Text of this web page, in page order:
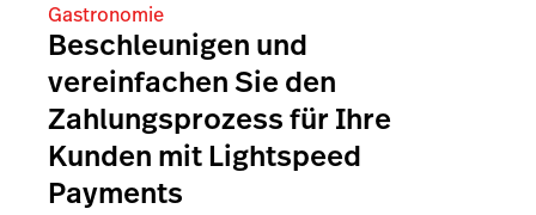
Gastronomie
Beschleunigen und
vereinfachen Sie den
Zahlungsprozess für Ihre
Kunden mit Lightspeed
Payments